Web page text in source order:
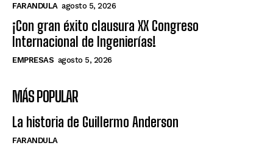
FARANDULA agosto 5, 2026
¡Con gran éxito clausura XX Congreso
Internacional de Ingenierías!
EMPRESAS agosto 5, 2026
MÁS POPULAR
La historia de Guillermo Anderson
FARANDULA